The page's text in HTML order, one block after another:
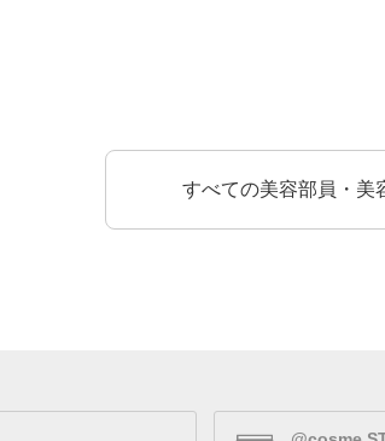
すべての美容部員・美